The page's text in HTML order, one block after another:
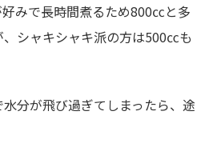
みで長時間煮るため800㏄と多
シャキシャキ派の方は500㏄も
分が飛び過ぎてしまったら、途